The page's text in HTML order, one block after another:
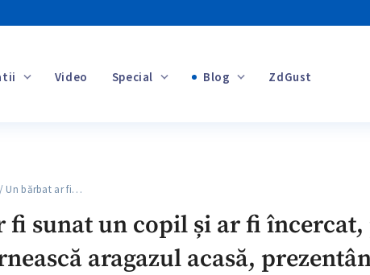
Video Special Blog ZdGust
Un bărbat ar fi…
fi sunat un copil și ar fi
aragazul acasă,